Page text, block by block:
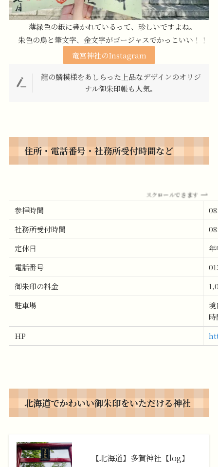
薄緑色の紙に書かれているって、珍しいですよね。
朱色の鳥と筆文字、金文字がゴージャスでかっこいい！！
竜宮神社のInstagram
龍の鱗模様をあしらった上品なデザインのオリジ
ナル御朱印帳も人気。
住所・電話番号・社務所受付時間など
スクロールできます
参拝時間
社務所受付時間
定休日
電話番号
御朱印の料金
駐車場
境
時
HP
北海道でかわいい御朱印をいただける神社
【北海道】多賀神社【log】